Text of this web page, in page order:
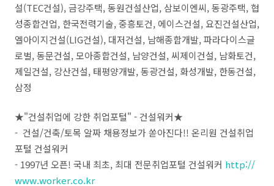
설(TEC건설), 금강주택, 동원건설산업, 삼보이엔씨, 동광주택, 협
성종합건업, 한국전력기술, 중흥토건, 에이스건설, 요진건설산업,
엘아이지건설(LIG건설), 대저건설, 남해종합개발, 파라다이스글
로벌, 동문건설, 모아종합건설, 남양건설, 씨제이건설, 남화토건,
제일건설, 강산건설, 태평양개발, 동광건설, 화성개발, 한동건설,
삼정
★"건설취업에 강한 취업포털" - 건설워커★
- 건설/건축/토목 알짜 채용정보가 쏟아진다!! 온리원 건설취업
포털 건설워커
- 1997년 오픈! 국내 최초, 최대 전문취업포털 건설워커 http://
www.worker.co.kr